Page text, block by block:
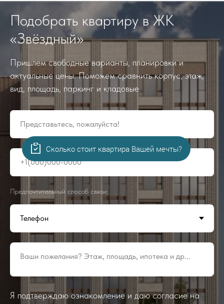
Подобрать квартиру в ЖК
«Звёздный»
Пришлем свободные варианты, планировки и
актуальные цены. Поможем сравнить корпус, этаж,
вид, площадь, паркинг и кладовые.
Представьтесь, пожалуйста!
+1(000)000-0000
Предпочтительный способ связи:
Ваши пожелания? Этаж, площадь, ипотека и др...
Я подтверждаю ознакомление и даю согласие на
Сколько стоит квартира Вашей мечты?